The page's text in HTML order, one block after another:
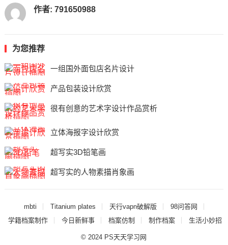
作者: 791650988
为您推荐
一组国外面包店名片设计
产品包装设计欣赏
很有创意的艺术字设计作品赏析
立体海报字设计欣赏
超写实3D铅笔画
超写实的人物素描肖象画
mbti Titanium plates 天行vapn破解版
98问答网
学籍档案制作
今日新鲜事 档案仿制 制作档案 生活小妙招
© 2024 PS天天学习网